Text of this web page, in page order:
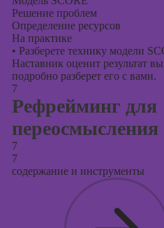
Решение проблем
Определение ресурсов
На практике
• Разберете технику модели
Наставник оценит результат
подробно разберет его с вами.
7
Рефрейминг для
7
7
содержание и инструменты